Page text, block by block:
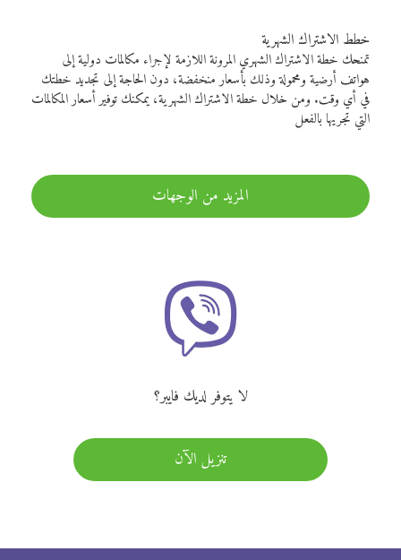
خطط الاشتراك الشهرية
تمنحك خطة الاشتراك الشهري المرونة اللازمة لإجراء مكالمات دولية إلى
هواتف أرضية ومحمولة وذلك بأسعار منخفضة، دون الحاجة إلى تجديد خطتك
في أي وقت. ومن خلال خطة الاشتراك الشهرية، يمكنك توفير أسعار المكالمات
التي تجريها بالفعل
المزيد من الوجهات
لا يتوفر لديك فايبر؟
تنزيل الآن